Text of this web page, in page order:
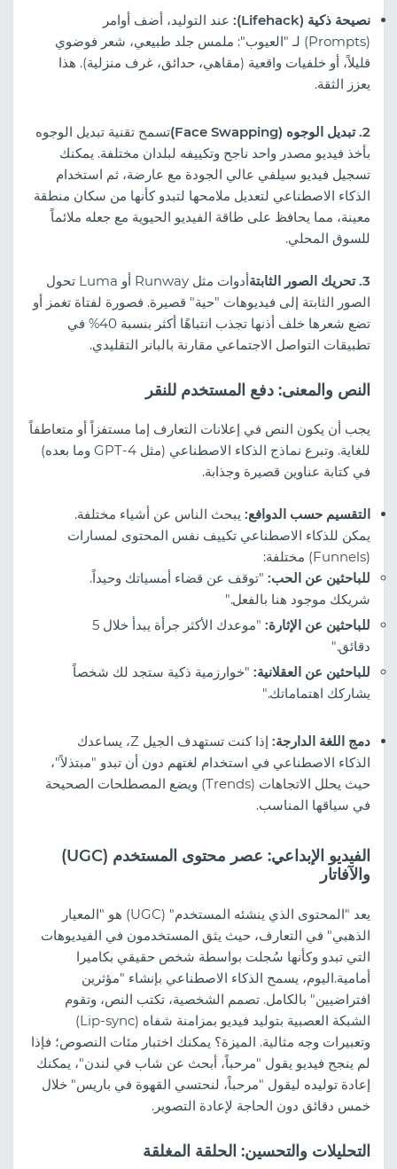
نصيحة ذكية (Lifehack):
عند التوليد، أضف أوامر
(Prompts) لـ "العيوب": ملمس جلد طبيعي، شعر فوضوي
قليلاً، أو خلفيات واقعية (مقاهي، حدائق، غرف منزلية). هذا
يعزز الثقة.
2. تبديل الوجوه (Face Swapping)
تسمح تقنية تبديل الوجوه
بأخذ فيديو مصدر واحد ناجح وتكييفه لبلدان مختلفة. يمكنك
تسجيل فيديو سيلفي عالي الجودة مع عارضة، ثم استخدام
الذكاء الاصطناعي لتعديل ملامحها لتبدو كأنها من سكان منطقة
معينة، مما يحافظ على طاقة الفيديو الحيوية مع جعله ملائماً
للسوق المحلي.
3. تحريك الصور الثابتة
أدوات مثل Runway أو Luma تحول
الصور الثابتة إلى فيديوهات "حية" قصيرة. فصورة لفتاة تغمز أو
تضع شعرها خلف أذنها تجذب انتباهًا أكثر بنسبة 40% في
تطبيقات التواصل الاجتماعي مقارنة بالبانر التقليدي.
النص والمعنى: دفع المستخدم للنقر
يجب أن يكون النص في إعلانات التعارف إما مستفزاً أو متعاطفاً
للغاية. وتبرع نماذج الذكاء الاصطناعي (مثل GPT-4 وما بعده)
في كتابة عناوين قصيرة وجذابة.
التقسيم حسب الدوافع: يبحث الناس عن أشياء مختلفة.
يمكن للذكاء الاصطناعي تكييف نفس المحتوى لمسارات
(Funnels) مختلفة:
للباحثين عن الحب: "توقف عن قضاء أمسياتك وحيداً.
شريكك موجود هنا بالفعل."
للباحثين عن الإثارة:
"موعدك الأكثر جرأة يبدأ خلال 5
دقائق."
للباحثين عن العقلانية: "خوارزمية ذكية ستجد لك شخصاً
يشاركك اهتماماتك."
دمج اللغة الدارجة:
إذا كنت تستهدف الجيل Z، يساعدك
الذكاء الاصطناعي في استخدام لغتهم دون أن تبدو "مبتذلاً"،
حيث يحلل الاتجاهات (Trends) ويضع المصطلحات الصحيحة
في سياقها المناسب.
الفيديو الإبداعي: عصر محتوى المستخدم (UGC)
والآفاتار
يعد "المحتوى الذي ينشئه المستخدم" (UGC) هو "المعيار
الذهبي" في التعارف، حيث يثق المستخدمون في الفيديوهات
التي تبدو وكأنها سُجلت بواسطة شخص حقيقي بكاميرا
أمامية.اليوم، يسمح الذكاء الاصطناعي بإنشاء "مؤثرين
افتراضيين" بالكامل. تصمم الشخصية، تكتب النص، وتقوم
الشبكة العصبية بتوليد فيديو بمزامنة شفاه (Lip-sync)
وتعبيرات وجه مثالية. الميزة؟ يمكنك اختبار مئات النصوص؛ فإذا
لم ينجح فيديو يقول "مرحباً، أبحث عن شاب في لندن"، يمكنك
إعادة توليده ليقول "مرحباً، لنحتسي القهوة في باريس" خلال
خمس دقائق دون الحاجة لإعادة التصوير.
التحليلات والتحسين: الحلقة المغلقة